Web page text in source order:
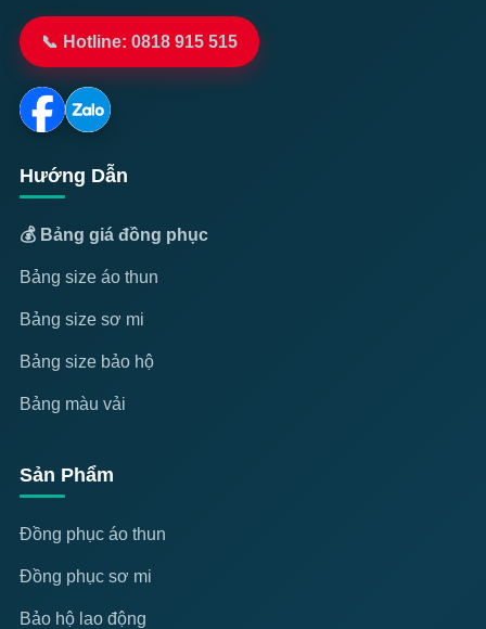
📞 Hotline: 0818 915 515
Hướng Dẫn
💰 Bảng giá đồng phục
Bảng size áo thun
Bảng size sơ mi
Bảng size bảo hộ
Bảng màu vải
Sản Phẩm
Đồng phục áo thun
Đồng phục sơ mi
Bảo hộ lao động